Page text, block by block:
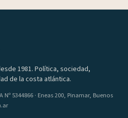
1981. Política, sociedad,
de la costa atlántica.
Nº 5344866 · Eneas 200, Pinamar, Buenos